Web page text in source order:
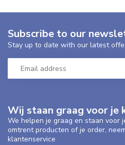
Wij staan graag voor je
We helpen je graag en staan voor
omtrent producten of je order,
klantenservice
Subscribe to our
Stay up to date with our latest